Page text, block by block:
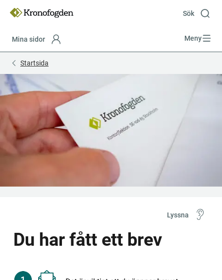
innehåll
Sök
Mina sidor Meny
Startsida
Lyssna
Du har fått ett brev
start
end